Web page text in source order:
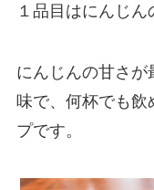
１品目はにんじん
にんじんの甘さが
味で、何杯でも飲
プです。